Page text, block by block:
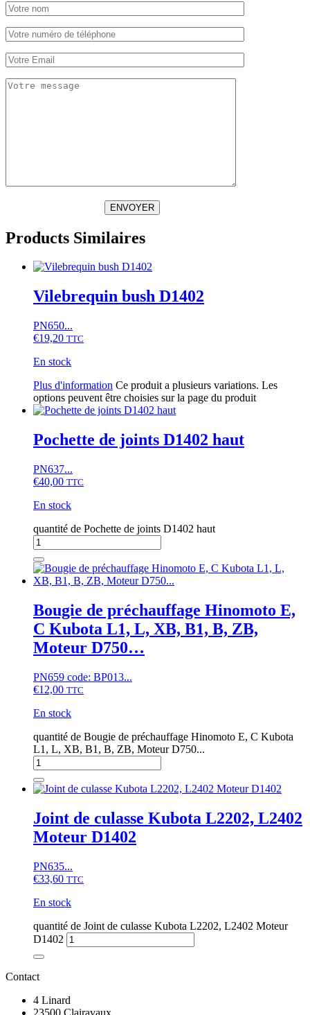
ENVOYER
Products Similaires
Vilebrequin bush D1402
PN650...
€19,20 TTC
En stock
Plus d'information Ce produit a plusieurs variations. Les
options peuvent être choisies sur la page du produit
Pochette de joints D1402 haut
PN637...
€40,00 TTC
En stock
quantité de Pochette de joints D1402 haut
Bougie de préchauffage Hinomoto E,
C Kubota L1, L, XB, B1, B, ZB,
Moteur D750…
PN659 code: BP013...
€12,00 TTC
En stock
quantité de Bougie de préchauffage Hinomoto E, C Kubota
L1, L, XB, B1, B, ZB, Moteur D750...
Joint de culasse Kubota L2202, L2402
Moteur D1402
PN635...
€33,60 TTC
En stock
quantité de Joint de culasse Kubota L2202, L2402 Moteur
D1402
Contact
4 Linard
23500 Clairavaux